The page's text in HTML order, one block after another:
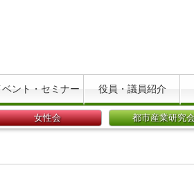
ベント・セミナー 役員・議員紹介
女性会 都市産業研究